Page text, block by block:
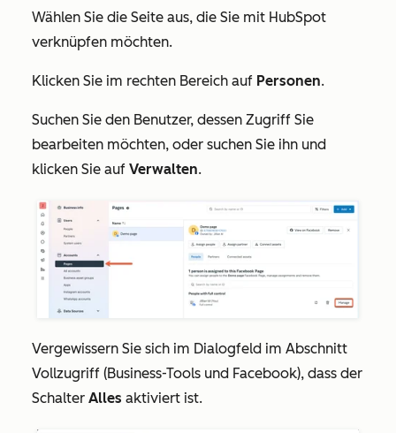
Wählen Sie die Seite aus, die Sie mit HubSpot
verknüpfen möchten.
Klicken Sie im rechten Bereich auf Personen.
Suchen Sie den Benutzer, dessen Zugriff Sie
bearbeiten möchten, oder suchen Sie ihn und
klicken Sie auf Verwalten.
Vergewissern Sie sich im Dialogfeld im Abschnitt
Vollzugriff (Business-Tools und Facebook), dass der
Schalter Alles aktiviert ist.